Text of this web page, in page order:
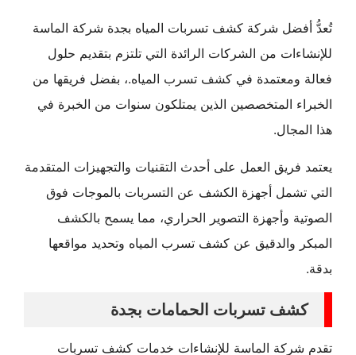
تُعدُّ أفضل شركة كشف تسربات المياه بجدة شركة الماسة
للإنشاءات من الشركات الرائدة التي تلتزم بتقديم حلول
فعالة ومعتمدة في كشف تسرب المياه.، بفضل فريقها من
الخبراء المتخصصين الذين يمتلكون سنوات من الخبرة في
هذا المجال.
يعتمد فريق العمل على أحدث التقنيات والتجهيزات المتقدمة
التي تشمل أجهزة الكشف عن التسربات بالموجات فوق
الصوتية وأجهزة التصوير الحراري، مما يسمح بالكشف
المبكر والدقيق عن كشف تسرب المياه وتحديد مواقعها
بدقة.
كشف تسربات الحمامات بجدة
تقدم شركة الماسة للإنشاءات خدمات كشف تسربات